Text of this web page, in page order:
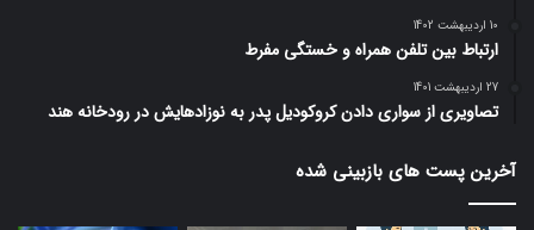
10 اردیبهشت 1402
ارتباط بین تلفن همراه و خستگی مفرط
27 اردیبهشت 1401
تصاویری از سواری دادن کروکودیل پدر به نوزادهایش در رودخانه هند
آخرین پست های بازبینی شده